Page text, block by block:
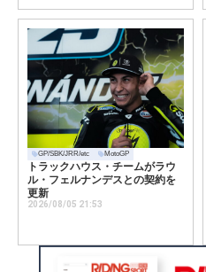
GP/SBK/JRR/etc MotoGP
トラックハウス・チームがラウ
ル・フェルナンデスとの契約を
更新
2026/08/05 21:53